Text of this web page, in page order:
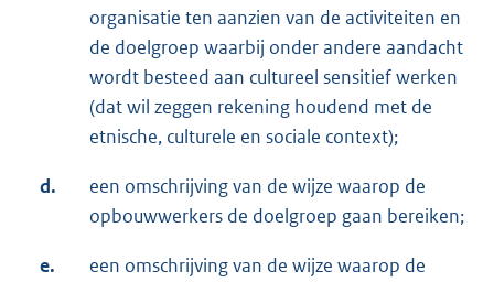
organisatie ten aanzien van de activiteiten en
de doelgroep waarbij onder andere aandacht
wordt besteed aan cultureel sensitief werken
(dat wil zeggen rekening houdend met de
etnische, culturele en sociale context);
d.
een omschrijving van de wijze waarop de
opbouwwerkers de doelgroep gaan bereiken;
e.
een omschrijving van de wijze waarop de